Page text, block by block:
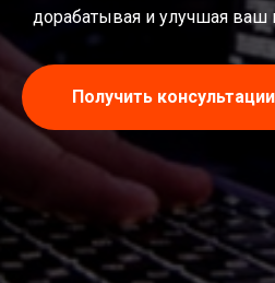
дорабатывая и улучшая ваш
Получить